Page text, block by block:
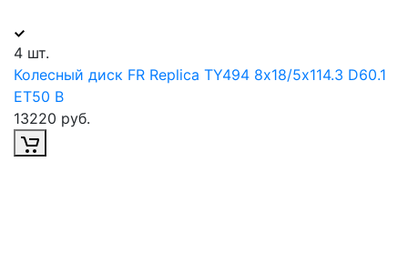
4 шт.
Колесный диск FR Replica TY494 8х18/5х114.3 D60.1
ET50 B
13220 руб.